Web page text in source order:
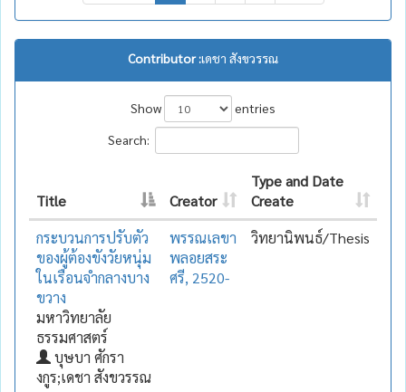
Contributor :เดชา สังขวรรณ
Show
entries
Search:
Title Creator
Type and Date
Create
กระบวนการปรับตัว
ของผู้ต้องขังวัยหนุ่ม
ในเรือนจำกลางบาง
ขวาง
มหาวิทยาลัย
ธรรมศาสตร์
บุษบา ศักรา
งกูร;เดชา สังขวรรณ
พรรณเลขา
พลอยสระ
ศรี, 2520-
วิทยานิพนธ์/Thesis